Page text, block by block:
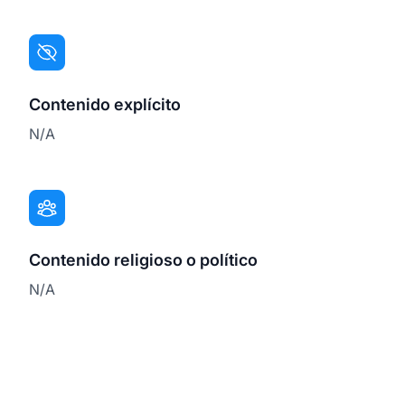
Contenido explícito
N/A
Contenido religioso o político
N/A